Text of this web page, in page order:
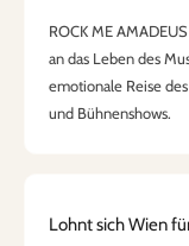
ROCK ME
an das Leben des
emotionale Reise
und Bühnenshows.
Lohnt sich Wien